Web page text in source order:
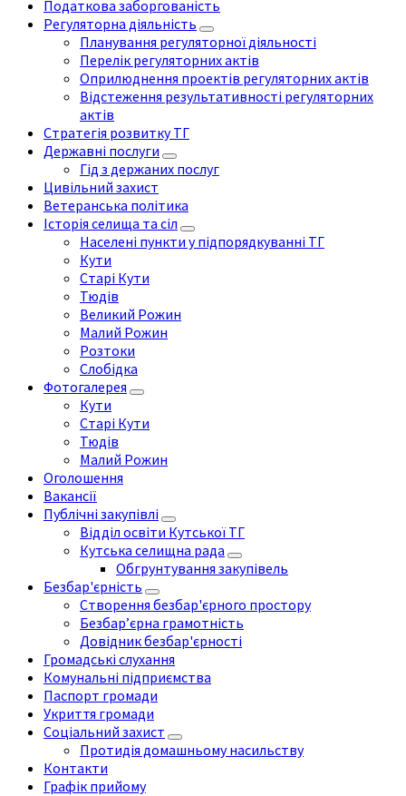
Податкова заборгованість
Регуляторна діяльність
Планування регуляторної діяльності
Перелік регуляторних актів
Оприлюднення проектів регуляторних актів
Відстеження результативності регуляторних
актів
Стратегія розвитку ТГ
Державні послуги
Гід з держаних послуг
Цивільний захист
Ветеранська політика
Історія селища та сіл
Населені пункти у підпорядкуванні ТГ
Кути
Старі Кути
Тюдів
Великий Рожин
Малий Рожин
Розтоки
Слобідка
Фотогалерея
Кути
Старі Кути
Тюдів
Малий Рожин
Оголошення
Вакансії
Публічні закупівлі
Відділ освіти Кутської ТГ
Кутська селищна рада
Обгрунтування закупівель
Безбар'єрність
Створення безбар'єрного простору
Безбар’єрна грамотність
Довідник безбар'єрності
Громадські слухання
Комунальні підприємства
Паспорт громади
Укриття громади
Соціальний захист
Протидія домашньому насильству
Контакти
Графік прийому